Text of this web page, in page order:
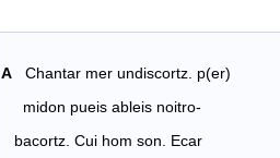
A Chantar mer undiscortz. p(er)
midon pueis ableis noitro-
bacortz. Cui hom son. Ecar